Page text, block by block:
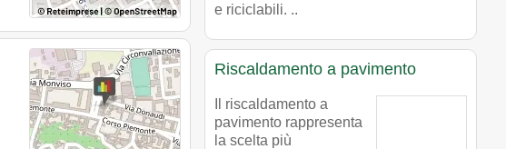
e riciclabili. ..
Riscaldamento a pavimento
Il riscaldamento a
pavimento rappresenta
la scelta più